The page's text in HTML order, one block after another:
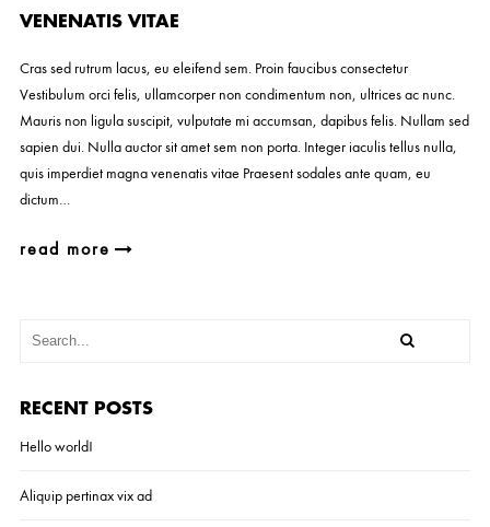
VENENATIS VITAE
Cras sed rutrum lacus, eu eleifend sem. Proin faucibus consectetur
Vestibulum orci felis, ullamcorper non condimentum non, ultrices ac nunc.
Mauris non ligula suscipit, vulputate mi accumsan, dapibus felis. Nullam sed
sapien dui. Nulla auctor sit amet sem non porta. Integer iaculis tellus nulla,
quis imperdiet magna venenatis vitae Praesent sodales ante quam, eu
dictum…
read more
RECENT POSTS
Hello world!
Aliquip pertinax vix ad